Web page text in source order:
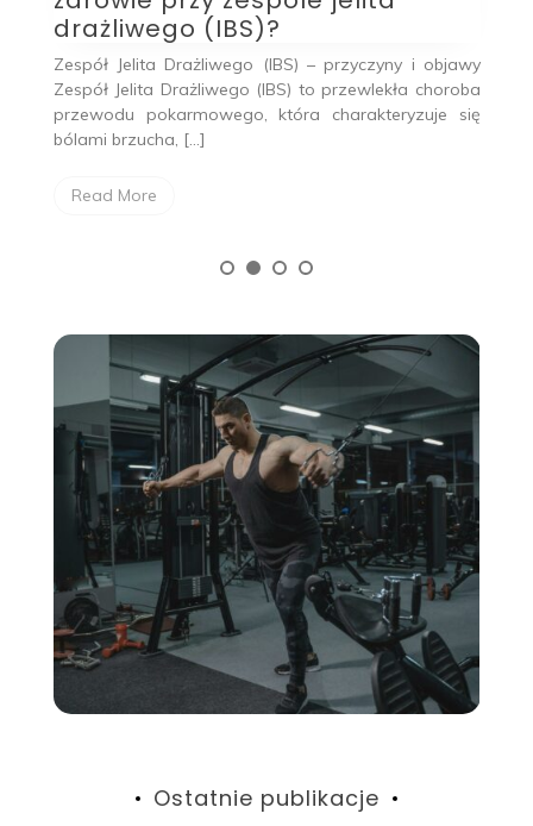
drażliwego (IBS)?
Zespół Jelita Drażliwego (IBS) – przyczyny i objawy
Zespół Jelita Drażliwego (IBS) to przewlekła choroba
przewodu pokarmowego, która charakteryzuje się
bólami brzucha, […]
Read More
Ostatnie publikacje